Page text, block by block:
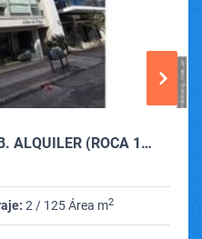
ALQUILER (ROCA 1…
2 / 125 Área m2